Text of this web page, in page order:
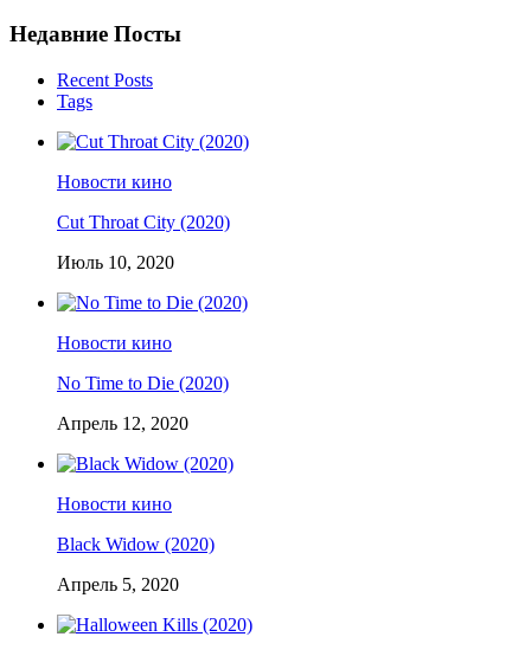
Недавние Посты
Recent Posts
Tags
Новости кино
Cut Throat City (2020)
Июль 10, 2020
Новости кино
No Time to Die (2020)
Апрель 12, 2020
Новости кино
Black Widow (2020)
Апрель 5, 2020